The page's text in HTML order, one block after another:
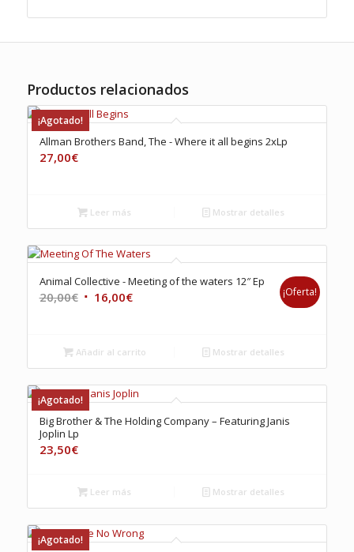
Productos relacionados
¡Agotado!
Allman Brothers Band, The ‎- Where it all begins 2xLp
27,00€
Leer más Mostrar detalles
Animal Collective ‎- Meeting of the waters 12″ Ep
20,00€ El
era:
20,00€.
16,00€El
es:
16,00€.
¡Oferta!
Añadir al carrito Mostrar detalles
¡Agotado!
Big Brother & The Holding Company – Featuring Janis
Joplin Lp
23,50€
Leer más Mostrar detalles
¡Agotado!